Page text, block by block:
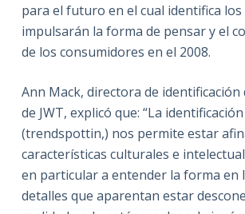
para el futuro en el cual identifica los
impulsarán la forma de pensar y el
de los consumidores en el 2008.
Ann Mack, directora de identificación
de JWT, explicó que: “La
(trendspottin,) nos permite estar
características culturales e
en particular a entender la forma en
detalles que aparentan estar